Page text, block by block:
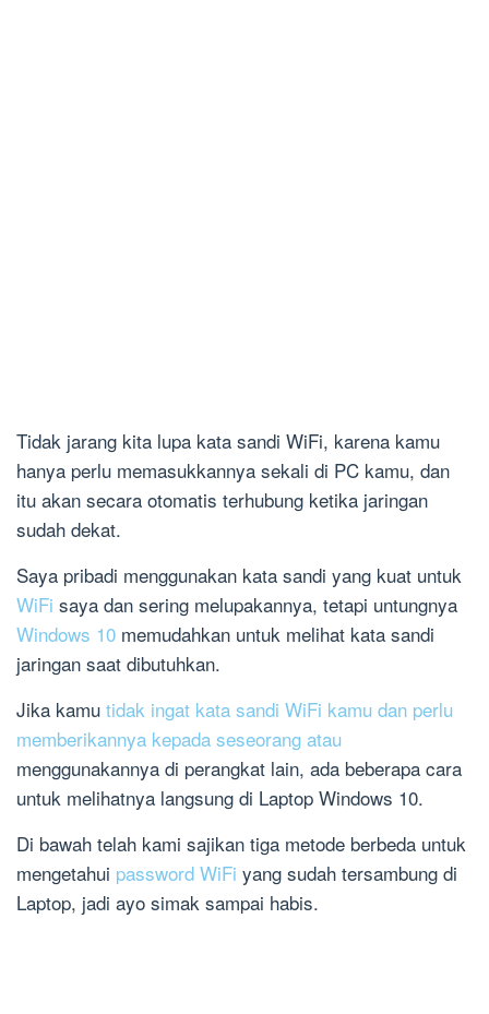
Tidak jarang kita lupa kata sandi WiFi, karena kamu
hanya perlu memasukkannya sekali di PC kamu, dan
itu akan secara otomatis terhubung ketika jaringan
sudah dekat.
Saya pribadi menggunakan kata sandi yang kuat untuk
WiFi saya dan sering melupakannya, tetapi untungnya
Windows 10 memudahkan untuk melihat kata sandi
jaringan saat dibutuhkan.
Jika kamu tidak ingat kata sandi WiFi kamu dan perlu
memberikannya kepada seseorang atau
menggunakannya di perangkat lain, ada beberapa cara
untuk melihatnya langsung di Laptop Windows 10.
Di bawah telah kami sajikan tiga metode berbeda untuk
mengetahui password WiFi yang sudah tersambung di
Laptop, jadi ayo simak sampai habis.